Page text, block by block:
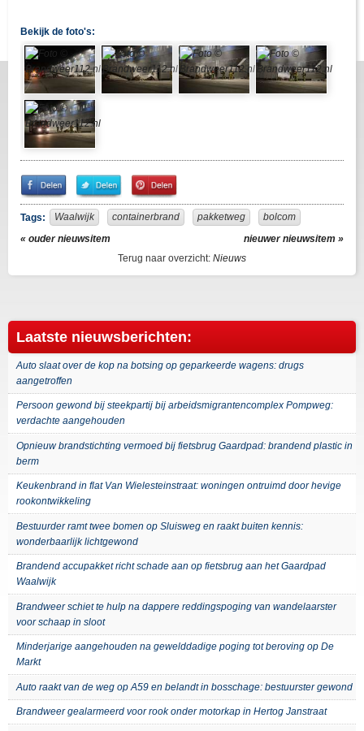
Bekijk de foto's:
Share
on
Facebook
Share
on
Twitter
Pin
It!
Tags: Waalwijk containerbrand pakketweg
bolcom
« ouder nieuwsitem
nieuwer nieuwsitem »
Terug naar overzicht: Nieuws
Laatste nieuwsberichten:
Auto slaat over de kop na botsing op geparkeerde wagens: drugs
aangetroffen
Persoon gewond bij steekpartij bij arbeidsmigrantencomplex Pompweg:
verdachte aangehouden
Opnieuw brandstichting vermoed bij fietsbrug Gaardpad: brandend plastic in
berm
Keukenbrand in flat Van Wielesteinstraat: woningen ontruimd door hevige
rookontwikkeling
Bestuurder ramt twee bomen op Sluisweg en raakt buiten kennis:
wonderbaarlijk lichtgewond
Brandend accupakket richt schade aan op fietsbrug aan het Gaardpad
Waalwijk
Brandweer schiet te hulp na dappere reddingspoging van wandelaarster
voor schaap in sloot
Minderjarige aangehouden na gewelddadige poging tot beroving op De
Markt
Auto raakt van de weg op A59 en belandt in bosschage: bestuurster gewond
Brandweer gealarmeerd voor rook onder motorkap in Hertog Janstraat